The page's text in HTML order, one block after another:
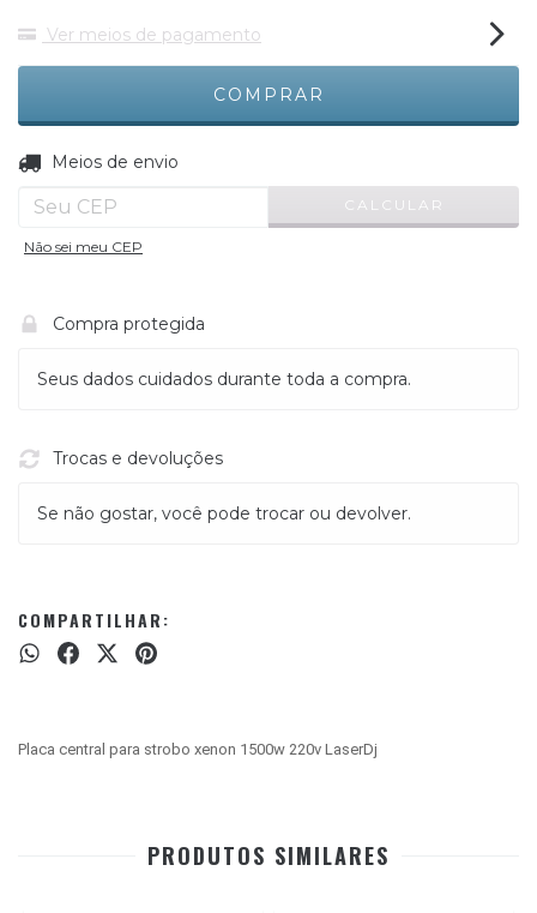
Ver meios de pagamento
Entregas para o CEP:
Meios de envio
CALCULAR
Não sei meu CEP
Compra protegida
Seus dados cuidados durante toda a compra.
Trocas e devoluções
Se não gostar, você pode trocar ou devolver.
COMPARTILHAR:
Placa central para strobo xenon 1500w 220v LaserDj
PRODUTOS SIMILARES